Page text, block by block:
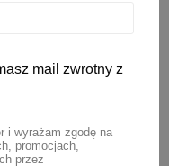
darmowy e-
metodą
mail zwrotny z
i wyrażam zgodę na
promocjach,
przez